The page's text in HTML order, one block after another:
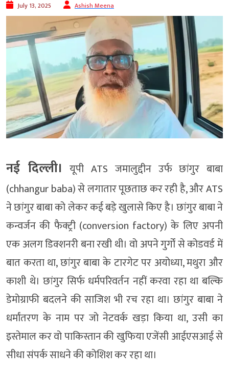
July 13, 2025 Ashish Meena
नई दिल्ली। यूपी ATS जमालुद्दीन उर्फ छांगुर बाबा
(chhangur baba) से लगातार पूछताछ कर रही है, और ATS
ने छांगुर बाबा को लेकर कई बड़े खुलासे किए है। छांगुर बाबा ने
कन्वर्जन की फैक्ट्री (conversion factory) के लिए अपनी
एक अलग डिक्शनरी बना रखी थी। वो अपने गुर्गों से कोडवर्ड में
बात करता था, छांगुर बाबा के टारगेट पर अयोध्या, मथुरा और
काशी थे। छांगुर सिर्फ धर्मपरिवर्तन नहीं करवा रहा था बल्कि
डेमोग्राफी बदलने की साजिश भी रच रहा था। छांगुर बाबा ने
धर्मांतरण के नाम पर जो नेटवर्क खड़ा किया था, उसी का
इस्तेमाल कर वो पाकिस्तान की खुफिया एजेंसी आईएसआई से
सीधा संपर्क साधने की कोशिश कर रहा था।